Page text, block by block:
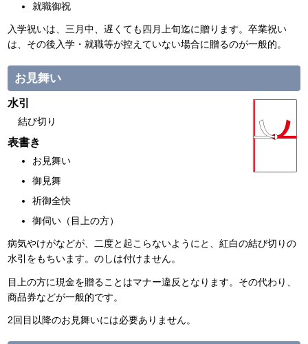
就職御祝
入学祝いは、三月中、遅くても四月上旬迄に贈ります。卒業祝い
は、その後入学・就職等が控えていない場合に贈るのが一般的。
お見舞い
水引
結び切り
表書き
お見舞い
御見舞
祈御全快
御伺い（目上の方）
病気やけがなどが、二度と起こらないようにと、紅白の結び切りの
水引をもちいます。のしは付けません。
目上の方に現金を贈ることはマナー違反となります。その代わり、
商品券などが一般的です。
2回目以降のお見舞いには必要ありません。